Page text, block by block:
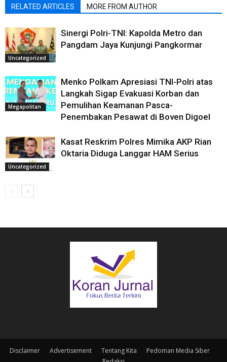
RELATED ARTICLES MORE FROM AUTHOR
Uncategorized
Sinergi Polri-TNI: Kapolda Metro dan
Pangdam Jaya Kunjungi Pangkormar
Megapolitan
Menko Polkam Apresiasi TNI-Polri atas
Langkah Sigap Evakuasi Korban dan
Pemulihan Keamanan Pasca-
Penembakan Pesawat di Boven Digoel
Uncategorized
Kasat Reskrim Polres Mimika AKP Rian
Oktaria Diduga Langgar HAM Serius
Disclaimer Advertisement Tentang Kita
Pedoman Media Siber